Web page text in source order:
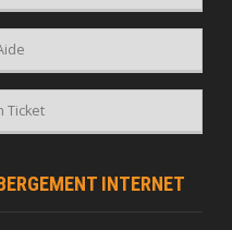
Ticket
INTERNET